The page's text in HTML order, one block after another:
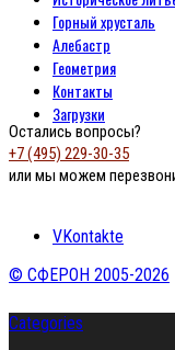
Горный хрусталь
Алебастр
Геометрия
Контакты
Загрузки
Остались вопросы?
+7 (495) 229-30-35
или мы можем
VKontakte
© СФЕРОН 2005-2026
Categories